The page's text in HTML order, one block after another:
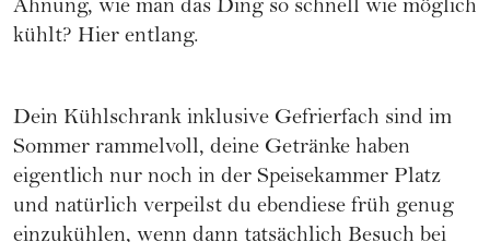
Ahnung, wie man das Ding so schnell wie möglich
kühlt? Hier entlang.
Dein Kühlschrank inklusive Gefrierfach sind im
Sommer rammelvoll, deine Getränke haben
eigentlich nur noch in der Speisekammer Platz
und natürlich verpeilst du ebendiese früh genug
einzukühlen, wenn dann tatsächlich Besuch bei